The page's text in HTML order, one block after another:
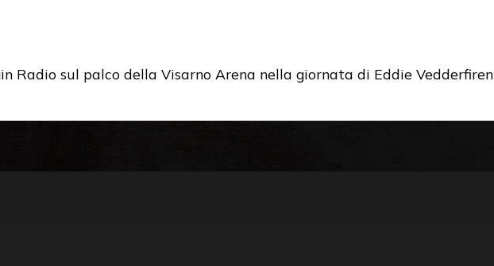
Radio sul palco della Visarno Arena nella giornata di Eddie Vedderfiren